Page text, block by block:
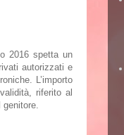
2016 spetta un
autorizzati e
L’importo
riferito al
genitore.